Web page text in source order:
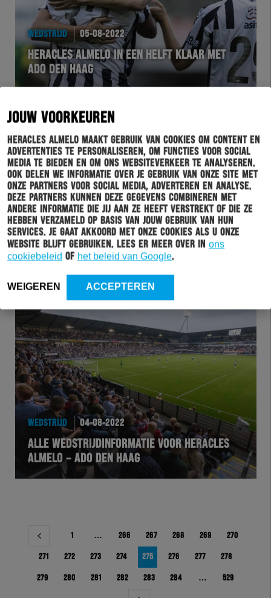
JOUW VOORKEUREN
Heracles Almelo maakt gebruik van cookies om content en
advertenties te personaliseren, om functies voor social
media te bieden en om ons websiteverkeer te analyseren.
Ook delen we informatie over je gebruik van onze site met
onze partners voor social media, adverteren en analyse.
Deze partners kunnen deze gegevens combineren met
andere informatie die jij aan ze heeft verstrekt of die ze
hebben verzameld op basis van jouw gebruik van hun
services. Je gaat akkoord met onze cookies als u onze
website blijft gebruiken. Lees er meer over in ons
cookiebeleid of het beleid van Google.
WEIGEREN ACCEPTEREN
WEDSTRIJD 05-08-2022
HERACLES ALMELO IN EEN HELFT KLAAR MET
ADO DEN HAAG
BUSINESSCLUB 05-08-2022
DE WEDSTRIJDSPONSOR VAN #HERADO IS:
ROBITEX
WEDSTRIJD 04-08-2022
ALLE WEDSTRIJDINFORMATIE VOOR HERACLES
ALMELO – ADO DEN HAAG
Berichtnavigatie
1 … 266 267 268 269 270
271 272 273 274 275 276 277 278
279 280 281 282 283 284 … 529